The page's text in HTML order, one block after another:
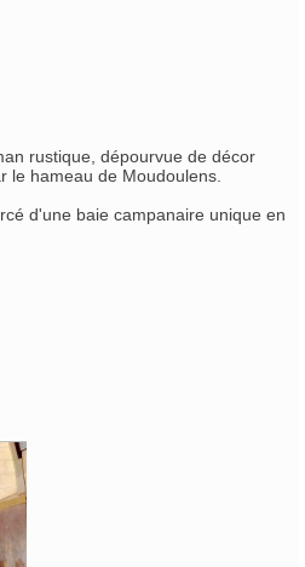
rustique, dépourvue de décor
le hameau de Moudoulens.
d'une baie campanaire unique en